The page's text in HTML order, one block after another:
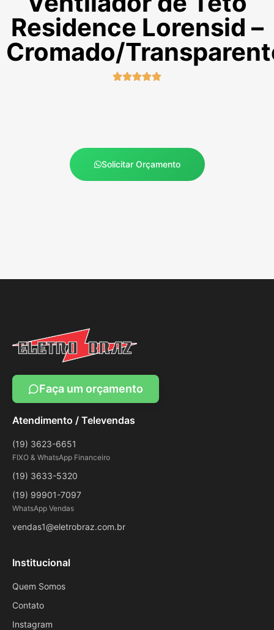
Residence Lorensid –
Cromado/

Solicitar Orçamento
Faça um orçamento
Atendimento / Televendas
(19) 3623-6651
FIXO & WhatsApp Financeiro
(19) 3633-5320
(19) 99901-7097
WhatsApp Vendas
vendas1@eletrobraz.com.br
Institucional
Quem Somos
Contato
Instagram